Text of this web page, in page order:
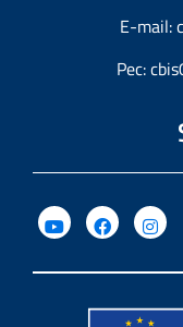
E-mail:
Pec: